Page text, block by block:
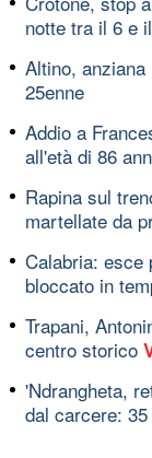
notte tra il 6 e
Altino,
25enne
Addio a
all'età di 86
Rapina sul
martellate da
Calabria: esce
bloccato in
Trapani,
centro storico
'Ndrangheta,
dal carcere: